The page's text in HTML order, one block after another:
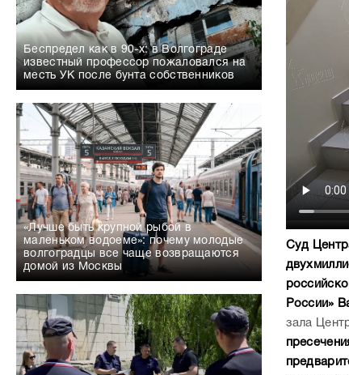
Беспредел как в 90-х: в Волгограде
известный профессор пожаловался на
месть УК после бунта собственников
«Лучше быть крупной рыбой в
маленьком водоеме»: почему молодые
волгоградцы все чаще возвращаются
домой из Москвы
Суд
России»
зала